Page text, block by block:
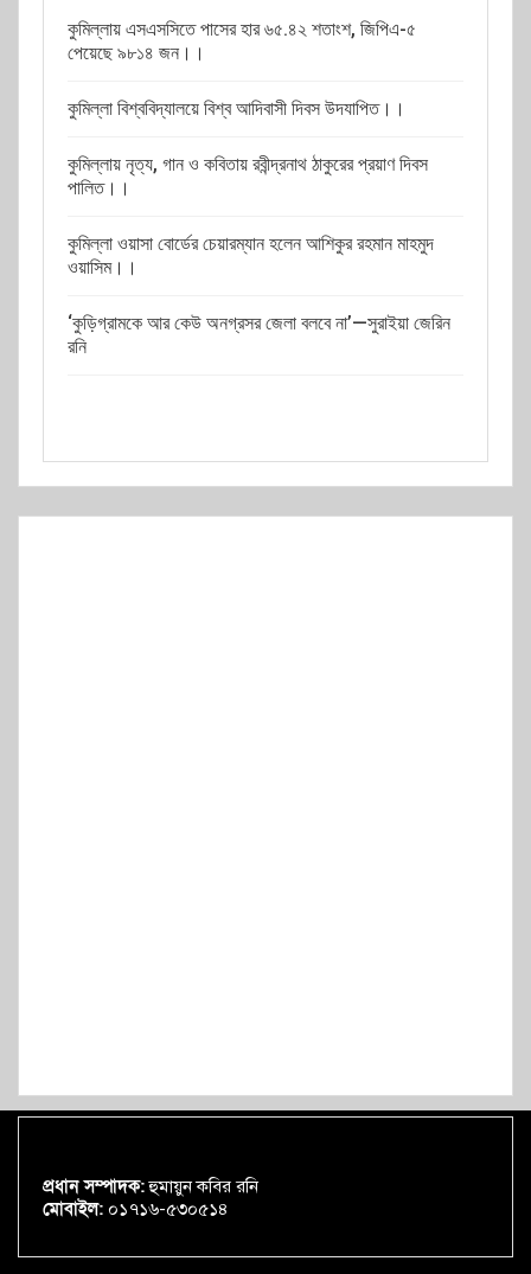
কুমিল্লায় এসএসসিতে পাসের হার ৬৫.৪২ শতাংশ, জিপিএ-৫
পেয়েছে ৯৮১৪ জন।।
কুমিল্লা বিশ্ববিদ্যালয়ে বিশ্ব আদিবাসী দিবস উদযাপিত।।
কুমিল্লায় নৃত্য, গান ও কবিতায় রবীন্দ্রনাথ ঠাকুরের প্রয়াণ দিবস
পালিত।।
কুমিল্লা ওয়াসা বোর্ডের চেয়ারম্যান হলেন আশিকুর রহমান মাহমুদ
ওয়াসিম।।
‘কুড়িগ্রামকে আর কেউ অনগ্রসর জেলা বলবে না’—সুরাইয়া জেরিন
রনি
প্রধান সম্পাদক:হুমায়ুন কবির রনি
মোবাইল: ০১৭১৬-৫৩০৫১৪